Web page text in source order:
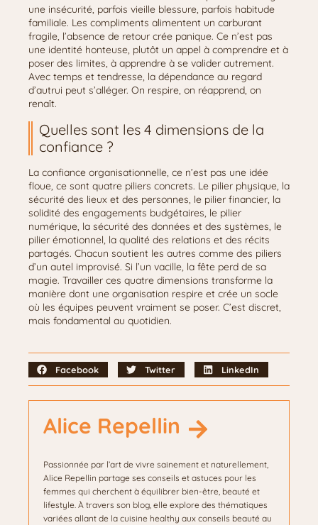
une insécurité, parfois vieille blessure, parfois habitude
familiale. Les compliments alimentent un carburant
fragile, l’absence de retour crée panique. Ce n’est pas
une identité honteuse, plutôt un appel à comprendre et à
poser des limites, à apprendre à se valider autrement.
Avec temps et tendresse, la dépendance au regard
d’autrui peut s’alléger. On respire, on réapprend, on
renaît.
Quelles sont les 4 dimensions de la
confiance ?
La confiance organisationnelle, ce n’est pas une idée
floue, ce sont quatre piliers concrets. Le pilier physique, la
sécurité des lieux et des personnes, le pilier financier, la
solidité des engagements budgétaires, le pilier
numérique, la sécurité des données et des systèmes, le
pilier émotionnel, la qualité des relations et des récits
partagés. Chacun soutient les autres comme des piliers
d’un autel improvisé. Si l’un vacille, la fête perd de sa
magie. Travailler ces quatre dimensions transforme la
manière dont une organisation respire et crée un socle
où les équipes peuvent vraiment se poser. C’est discret,
mais fondamental au quotidien.
Facebook Twitter LinkedIn
Alice Repellin
Passionnée par l’art de vivre sainement et naturellement,
Alice Repellin partage ses conseils et astuces pour les
femmes qui cherchent à équilibrer bien-être, beauté et
lifestyle. À travers son blog, elle explore des thématiques
variées allant de la cuisine healthy aux conseils beauté au